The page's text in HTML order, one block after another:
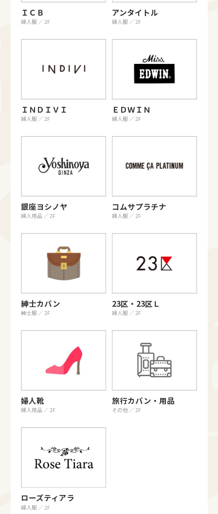
ＩＣＢ
婦人服 ／ 2F
アンタイトル
婦人服 ／ 2F
ＩＮＤＩＶＩ
婦人服 ／ 2F
ＥＤＷＩＮ
婦人服 ／ 2F
銀座ヨシノヤ
婦人用品 ／ 2F
コムサプラチナ
婦人服 ／ 2F
紳士カバン
紳士服 ／ 2F
23区・23区Ｌ
婦人服 ／ 2F
婦人靴
婦人用品 ／ 2F
旅行カバン・用品
その他 ／ 2F
ローズティアラ
婦人服 ／ 2F